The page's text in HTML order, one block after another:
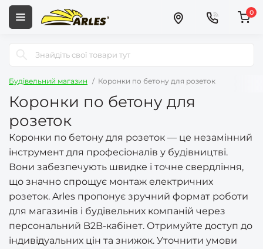
0
Будівельний магазин Коронки по бетону для розеток
Коронки по бетону для
розеток
Коронки по бетону для розеток — це незамінний
інструмент для професіоналів у будівництві.
Вони забезпечують швидке і точне свердління,
що значно спрощує монтаж електричних
розеток. Arles пропонує зручний формат роботи
для магазинів і будівельних компаній через
персональний B2B-кабінет. Отримуйте доступ до
індивідуальних цін та знижок. Уточнити умови